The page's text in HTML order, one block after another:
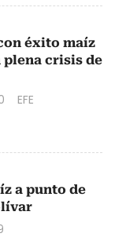
éxito maíz
crisis de
EFE
a punto de